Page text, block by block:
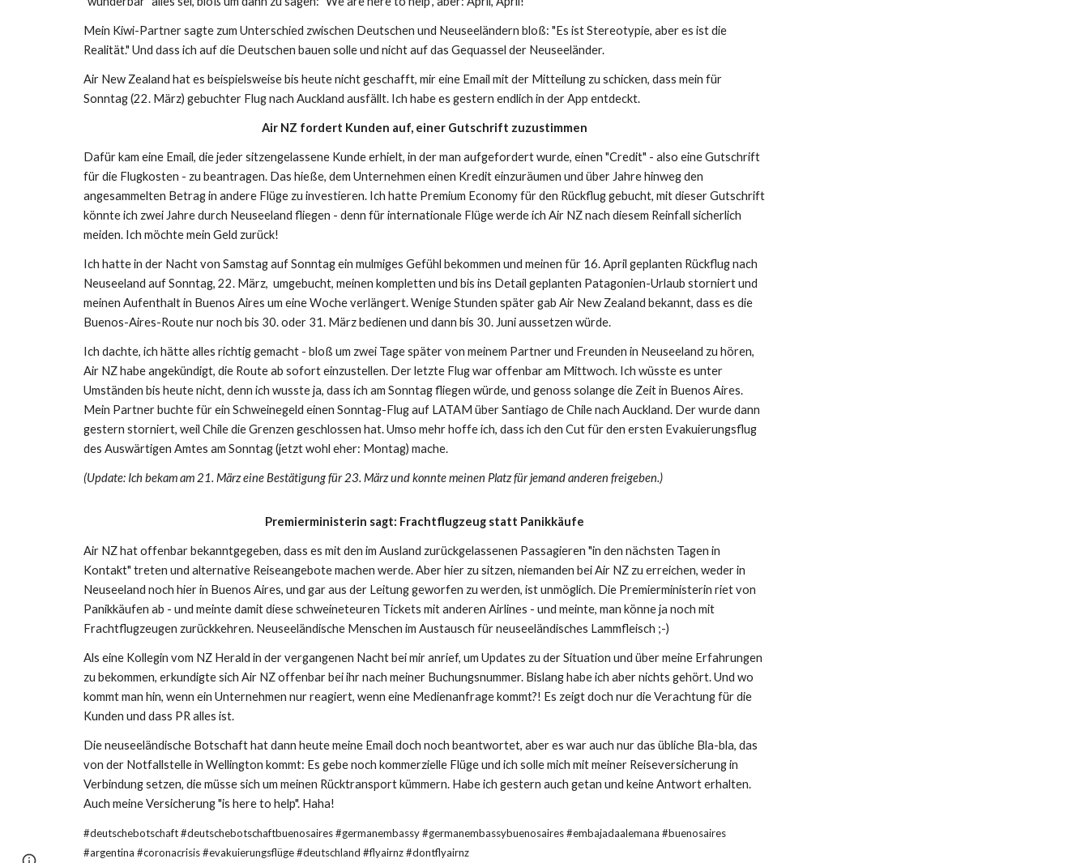
Mein Kiwi-Partner sagte zum Unterschied zwischen Deutschen und Neuseeländern bloß: "Es ist Stereotypie, aber es ist die
Realität." Und dass ich auf die Deutschen bauen solle und nicht auf das Gequassel der Neuseeländer.
Air New Zealand hat es beispielsweise bis heute nicht geschafft, mir eine Email mit der Mitteilung zu schicken, dass mein für
Sonntag (22. März) gebuchter Flug nach Auckland ausfällt. Ich habe es gestern endlich in der App entdeckt.
Air NZ fordert Kunden auf, einer Gutschrift zuzustimmen
Dafür kam eine Email, die jeder sitzengelassene Kunde erhielt, in der man aufgefordert wurde, einen "Credit" - also eine Gutschrift
für die Flugkosten - zu beantragen. Das hieße, dem Unternehmen einen Kredit einzuräumen und über Jahre hinweg den
angesammelten Betrag in andere Flüge zu investieren. Ich hatte Premium Economy für den Rückflug gebucht, mit dieser Gutschrift
könnte ich zwei Jahre durch Neuseeland fliegen - denn für internationale Flüge werde ich Air NZ nach diesem Reinfall sicherlich
meiden. Ich möchte mein Geld zurück!
Ich hatte in der Nacht von Samstag auf Sonntag ein mulmiges Gefühl bekommen und meinen für 16. April geplanten Rückflug nach
Neuseeland auf Sonntag, 22. März, umgebucht, meinen kompletten und bis ins Detail geplanten Patagonien-Urlaub storniert und
meinen Aufenthalt in Buenos Aires um eine Woche verlängert. Wenige Stunden später gab Air New Zealand bekannt, dass es die
Buenos-Aires-Route nur noch bis 30. oder 31. März bedienen und dann bis 30. Juni aussetzen würde.
Ich dachte, ich hätte alles richtig gemacht - bloß um zwei Tage später von meinem Partner und Freunden in Neuseeland zu hören,
Air NZ habe angekündigt, die Route ab sofort einzustellen. Der letzte Flug war offenbar am Mittwoch. Ich wüsste es unter
Umständen bis heute nicht, denn ich wusste ja, dass ich am Sonntag fliegen würde, und genoss solange die Zeit in Buenos Aires.
Mein Partner buchte für ein Schweinegeld einen Sonntag-Flug auf LATAM über Santiago de Chile nach Auckland. Der wurde dann
gestern storniert, weil Chile die Grenzen geschlossen hat. Umso mehr hoffe ich, dass ich den Cut für den ersten Evakuierungsflug
des Auswärtigen Amtes am Sonntag (jetzt wohl eher: Montag) mache.
(Update: Ich bekam am 21. März eine Bestätigung für 23. März und konnte meinen Platz für jemand anderen freigeben.)
Premierministerin sagt: Frachtflugzeug statt Panikkäufe
Air NZ hat offenbar bekanntgegeben, dass es mit den im Ausland zurückgelassenen Passagieren "in den nächsten Tagen in
Kontakt" treten und alternative Reiseangebote machen werde. Aber hier zu sitzen, niemanden bei Air NZ zu erreichen, weder in
Neuseeland noch hier in Buenos Aires, und gar aus der Leitung geworfen zu werden, ist unmöglich. Die Premierministerin riet von
Panikkäufen ab - und meinte damit diese schweineteuren Tickets mit anderen Airlines - und meinte, man könne ja noch mit
Frachtflugzeugen zurückkehren. Neuseeländische Menschen im Austausch für neuseeländisches Lammfleisch ;-)
Als eine Kollegin vom NZ Herald in der vergangenen Nacht bei mir anrief, um Updates zu der Situation und über meine Erfahrungen
zu bekommen, erkundigte sich Air NZ offenbar bei ihr nach meiner Buchungsnummer. Bislang habe ich aber nichts gehört. Und wo
kommt man hin, wenn ein Unternehmen nur reagiert, wenn eine Medienanfrage kommt?! Es zeigt doch nur die Verachtung für die
Kunden und dass PR alles ist.
Die neuseeländische Botschaft hat dann heute meine Email doch noch beantwortet, aber es war auch nur das übliche Bla-bla, das
von der Notfallstelle in Wellington kommt: Es gebe noch kommerzielle Flüge und ich solle mich mit meiner Reiseversicherung in
Verbindung setzen, die müsse sich um meinen Rücktransport kümmern. Habe ich gestern auch getan und keine Antwort erhalten.
Auch meine Versicherung "is here to help". Haha!
#deutschebotschaft #deutschebotschaftbuenosaires #germanembassy #germanembassybuenosaires #embajadaalemana #buenosaires
#argentina #coronacrisis #evakuierungsflüge #deutschland #flyairnz #dontflyairnz
Report abuse